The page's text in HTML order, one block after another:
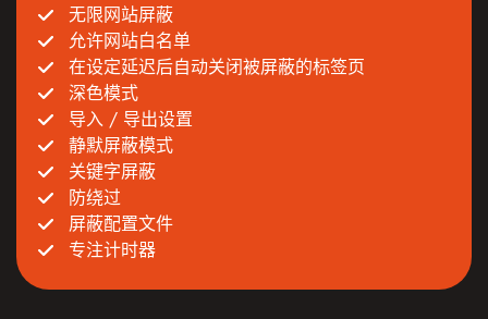
无限网站屏蔽
允许网站白名单
在设定延迟后自动关闭被屏蔽的标签页
深色模式
导入 / 导出设置
静默屏蔽模式
关键字屏蔽
防绕过
屏蔽配置文件
专注计时器